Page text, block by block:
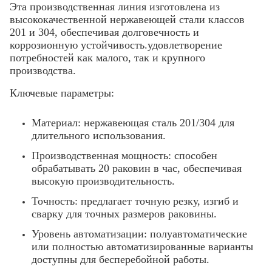
Эта производственная линия изготовлена из
высококачественной нержавеющей стали классов
201 и 304, обеспечивая долговечность и
коррозионную устойчивость.удовлетворение
потребностей как малого, так и крупного
производства.
Ключевые параметры:
Материал: нержавеющая сталь 201/304 для
длительного использования.
Производственная мощность: способен
обрабатывать 20 раковин в час, обеспечивая
высокую производительность.
Точность: предлагает точную резку, изгиб и
сварку для точных размеров раковины.
Уровень автоматизации: полуавтоматические
или полностью автоматизированные варианты
доступны для бесперебойной работы.